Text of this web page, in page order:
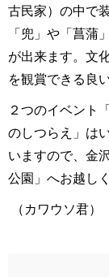
古民家）の中で
「兜」や「菖蒲
が出来ます。文
を観賞できる良
２つのイベント
のしつらえ」は
いますので、金
公園」へお越し
（カワウソ君）